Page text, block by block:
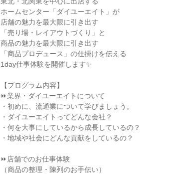
ホームセンター「ダイユーエイト」が
店舗の魅力を最大限に引き出す
「売り場・レイアウトづくり」と
商品の魅力を最大限に引き出す
「商品プロデュース」の仕掛けを伝える
1day仕事体験を開催します✨
【プログラム内容】
⏩業界・ダイユーエイトについて
・初めに、流通業について学びましょう。
・ダイユーエイトってどんな会社？
・何を大事にしているから成長しているの？
・地域や社会にどんな貢献をしているの？
⏩店舗でのお仕事体験
（商品の整理・陳列のお手伝い）